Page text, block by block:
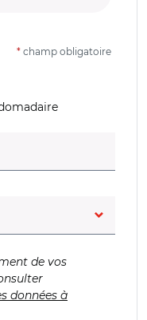
* champ obligatoire
de vos
données à